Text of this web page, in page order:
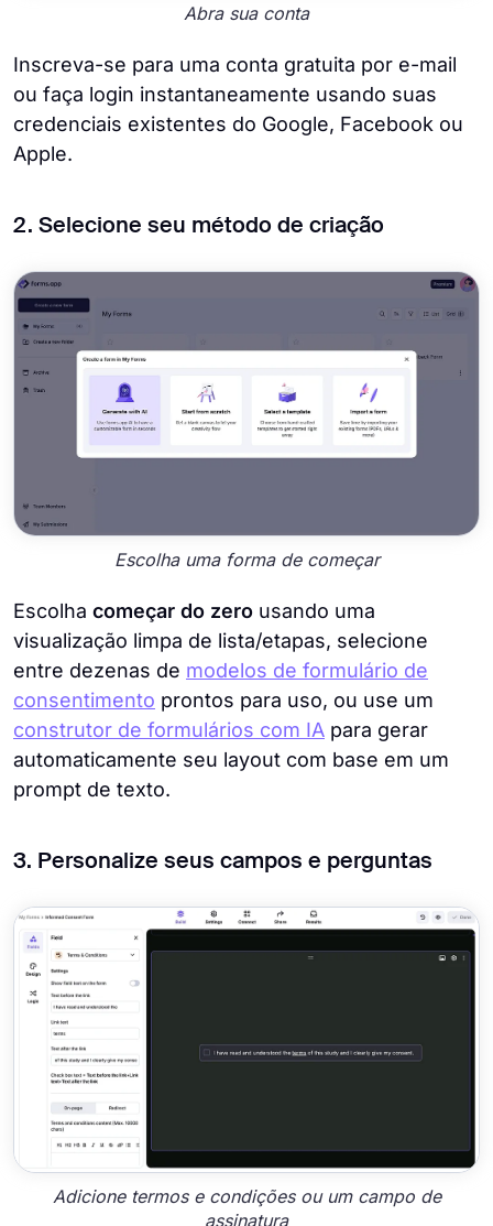
Abra sua conta
Inscreva-se para uma conta gratuita por e-mail
ou faça login instantaneamente usando suas
credenciais existentes do Google, Facebook ou
Apple.
2. Selecione seu método de criação
Escolha uma forma de começar
Escolha começar do zero usando uma
visualização limpa de lista/etapas, selecione
entre dezenas de modelos de formulário de
consentimento prontos para uso, ou use um
construtor de formulários com IA para gerar
automaticamente seu layout com base em um
prompt de texto.
3. Personalize seus campos e perguntas
Adicione termos e condições ou um campo de
assinatura